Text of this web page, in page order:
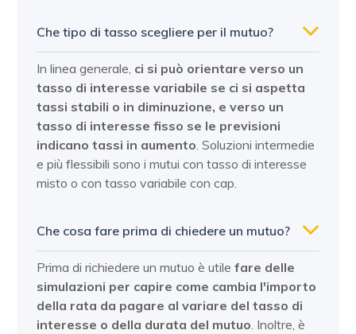
Che tipo di tasso scegliere per il mutuo?
In linea generale, ci si può orientare verso un
tasso di interesse variabile se ci si aspetta
tassi stabili o in diminuzione, e verso un
tasso di interesse fisso se le previsioni
indicano tassi in aumento . Soluzioni intermedie
e più flessibili sono i mutui con tasso di interesse
misto o con tasso variabile con cap.
Che cosa fare prima di chiedere un mutuo?
Prima di richiedere un mutuo è utile fare delle
simulazioni per capire come cambia l'importo
della rata da pagare al variare del tasso di
interesse o della durata del mutuo . Inoltre, è